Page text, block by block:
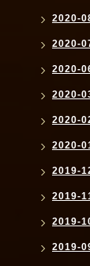
2020-
2020-
2020-
2020-
2020-
2020-
2019-
2019-
2019-
2019-